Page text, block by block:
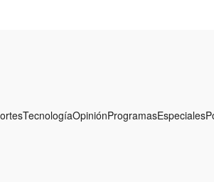
TecnologíaOpiniónProgramasEspeciales